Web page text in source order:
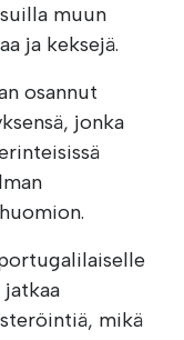
muun
ja keksejä.
osannut
jonka
mikä